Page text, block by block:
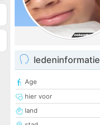
ledeninformatie
Age
hier voor
land